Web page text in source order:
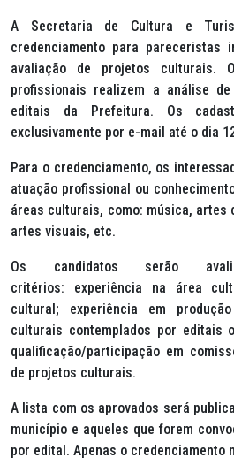
A Secretaria de Cultura e
credenciamento para pareceristas
avaliação de projetos culturais.
profissionais realizem a análise
editais da Prefeitura. Os
exclusivamente por e-mail até o dia
Para o credenciamento, os
atuação profissional ou
áreas culturais, como: música, artes
artes visuais, etc.
Os candidatos serão
critérios: experiência na área
cultural; experiência em
culturais contemplados por editais
qualificação/participação em
de projetos culturais.
A lista com os aprovados será
município e aqueles que forem
por edital. Apenas o credenciamento